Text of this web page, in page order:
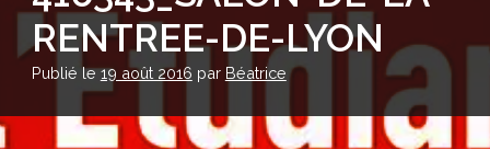
RENTREE-DE-LYON
Publié le19 août 2016 par Béatrice